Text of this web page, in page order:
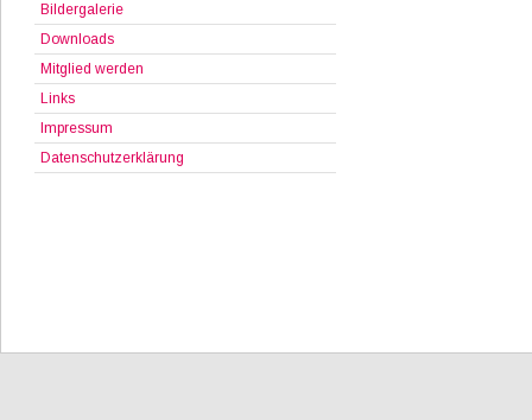
Bildergalerie
Downloads
Mitglied werden
Links
Impressum
Datenschutzerklärung